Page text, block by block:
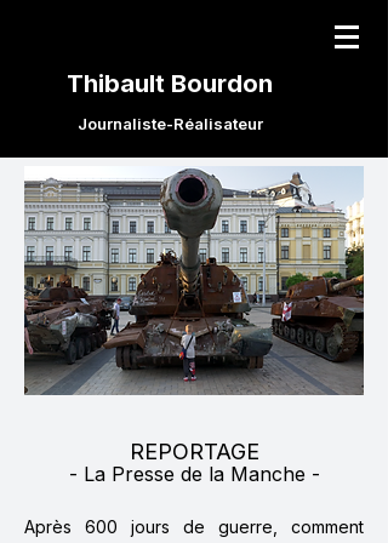
Thibault Bourdon
Journaliste-Réalisateur
REPORTAGE
- La Presse de la Manche -
Après 600 jours de guerre, comment